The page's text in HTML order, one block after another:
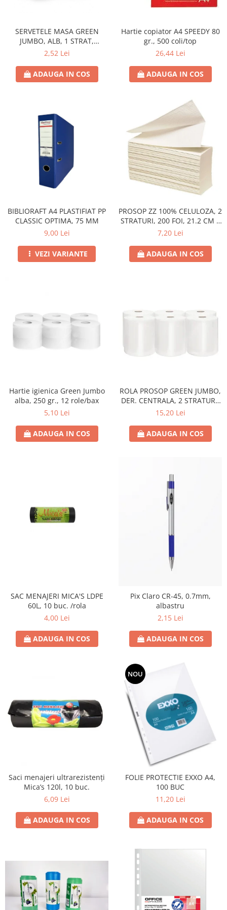
Lumanari
Mopuri
Odorizante cameră/auto
Odorizante toaletă
Saci menajeri
Detergenți și balsam de rufe
Dispensere/dozatoare
Tipizate
Tuș & more
SERVETELE MASA GREEN
JUMBO, ALB, 1 STRAT,
25X25CM
2,52 Lei
ADAUGA IN COS
Hartie copiator A4 SPEEDY 80
gr., 500 coli/top
26,44 Lei
ADAUGA IN COS
BIBLIORAFT A4 PLASTIFIAT PP
CLASSIC OPTIMA, 75 MM
9,00 Lei
VEZI VARIANTE
PROSOP ZZ 100% CELULOZA, 2
STRATURI, 200 FOI, 21.2 CM X
21CM
7,20 Lei
ADAUGA IN COS
Hartie igienica Green Jumbo
alba, 250 gr., 12 role/bax
5,10 Lei
ADAUGA IN COS
ROLA PROSOP GREEN JUMBO,
DER. CENTRALA, 2 STRATURI,
100 M,
15,20 Lei
ADAUGA IN COS
SAC MENAJERI MICA'S LDPE
60L, 10 buc. /rola
4,00 Lei
ADAUGA IN COS
Pix Claro CR-45, 0.7mm,
albastru
2,15 Lei
ADAUGA IN COS
Saci menajeri ultrarezistenți
Mica’s 120l, 10 buc.
6,09 Lei
ADAUGA IN COS
NOU
FOLIE PROTECTIE EXXO A4,
100 BUC
11,20 Lei
ADAUGA IN COS